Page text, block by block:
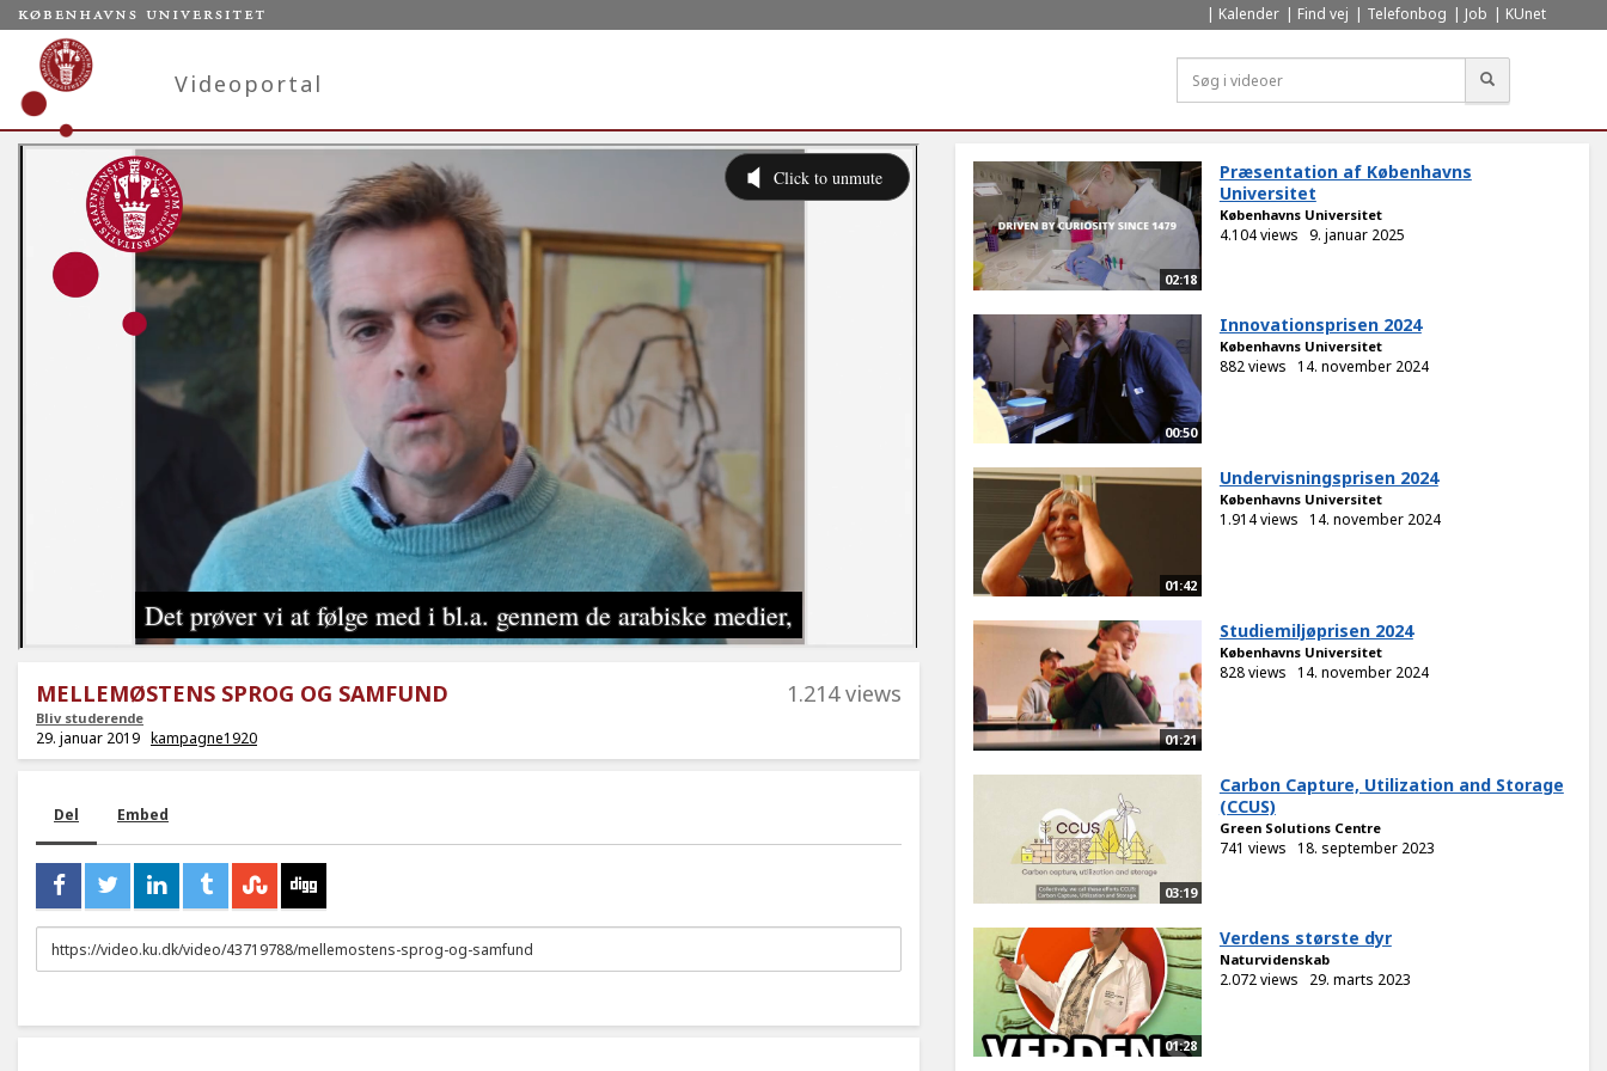
Kalender Find vej Telefonbog Job KUnet
Videoportal
MELLEMØSTENS SPROG OG SAMFUND
Bliv studerende
1.214 views
29. januar 2019 kampagne1920
Del Embed
URL
to
02:18
Præsentation af Københavns
Universitet
Københavns Universitet
4.104 views 9. januar 2025
00:50
Innovationsprisen 2024
Københavns Universitet
882 views 14. november 2024
01:42
Undervisningsprisen 2024
Københavns Universitet
1.914 views 14. november 2024
01:21
Studiemiljøprisen 2024
Københavns Universitet
828 views 14. november 2024
03:19
Carbon Capture, Utilization and Storage
(CCUS)
Green Solutions Centre
741 views 18. september 2023
01:28
Verdens største dyr
Naturvidenskab
2.072 views 29. marts 2023